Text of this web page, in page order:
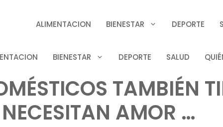
ALIMENTACION BIENESTAR DEPORTE
BIENESTAR DEPORTE SALUD
TAMBIÉN
AMOR …